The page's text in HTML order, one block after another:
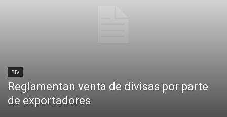
BIV
Reglamentan venta de divisas por parte
de exportadores